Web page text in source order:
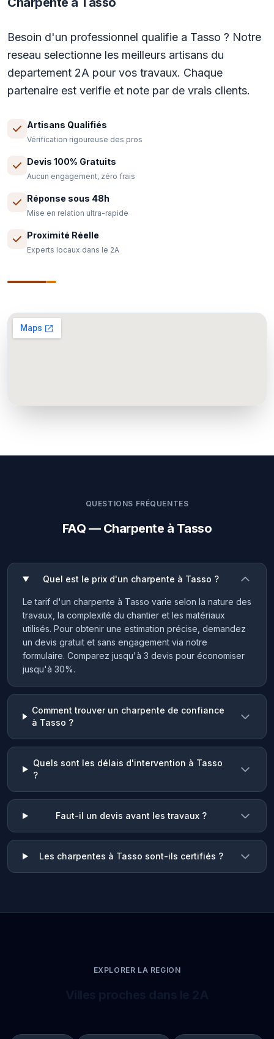
Besoin d'un professionnel qualifie a Tasso ? Notre
reseau selectionne les meilleurs artisans du
departement 2A pour vos travaux. Chaque
partenaire est verifie et note par de vrais clients.
Artisans Qualifiés
Vérification rigoureuse des pros
Devis 100% Gratuits
Aucun engagement, zéro frais
Réponse sous 48h
Mise en relation ultra-rapide
Proximité Réelle
Experts locaux dans le 2A
QUESTIONS FRÉQUENTES
FAQ — Charpente à Tasso
Quel est le prix d'un charpente à Tasso ?
Le tarif d'un charpente à Tasso varie selon la nature des
travaux, la complexité du chantier et les matériaux
utilisés. Pour obtenir une estimation précise, demandez
un devis gratuit et sans engagement via notre
formulaire. Comparez jusqu'à 3 devis pour économiser
jusqu'à 30%.
Comment trouver un charpente de confiance
à Tasso ?
Quels sont les délais d'intervention à Tasso
?
Faut-il un devis avant les travaux ?
Les charpentes à Tasso sont-ils certifiés ?
EXPLORER LA REGION